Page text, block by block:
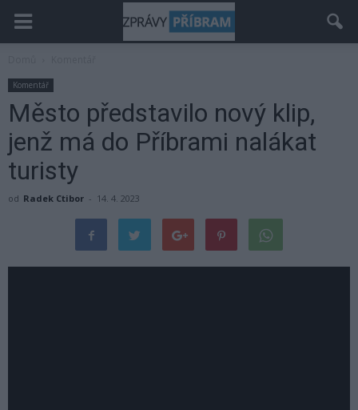
Komentář
Město představilo nový klip,
jenž má do Příbrami nalákat
turisty
od Radek Ctibor - 14. 4. 2023